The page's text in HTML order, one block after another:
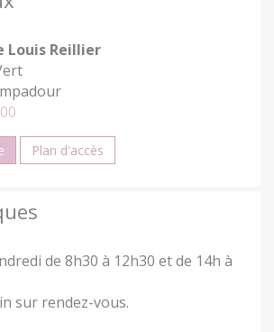
Louis Reillier
Plan d'accès
de 8h30 à 12h30 et de 14h à
sur rendez-vous.